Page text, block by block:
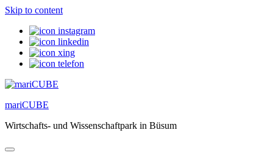
Skip to content
mariCUBE
Wirtschafts- und Wissenschaftpark in Büsum